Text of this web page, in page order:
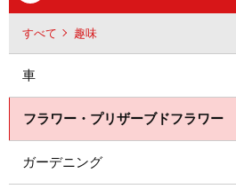
すべて 趣味
車
フラワー・プリザーブドフラワー
ガーデニング